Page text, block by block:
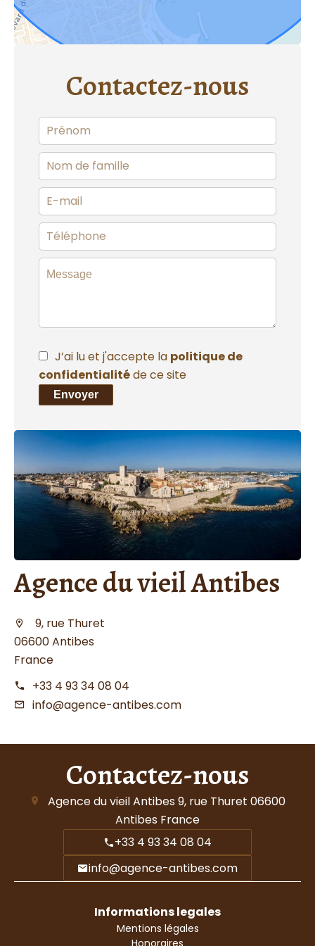
Contactez-nous
J’ai lu et j'accepte la politique de
confidentialitéde ce site
Envoyer
Agence du vieil Antibes
9, rue Thuret
06600 Antibes
France
+33 4 93 34 08 04
info@agence-antibes.com
Contactez-nous
Agence du vieil Antibes 9, rue Thuret 06600
Antibes France
+33 4 93 34 08 04
info@agence-antibes.com
Informations legales
Mentions légales
Honoraires